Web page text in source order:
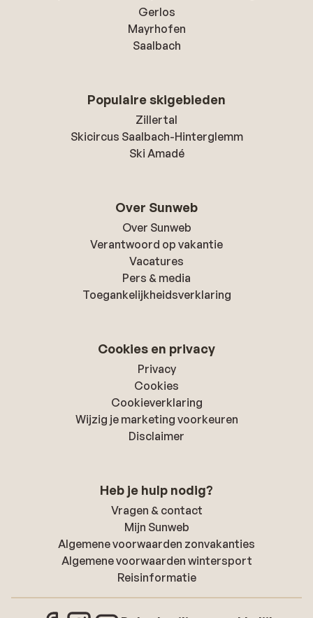
Gerlos
Mayrhofen
Saalbach
Populaire skigebieden
Zillertal
Skicircus Saalbach-Hinterglemm
Ski Amadé
Over Sunweb
Over Sunweb
Verantwoord op vakantie
Vacatures
Pers & media
Toegankelijkheidsverklaring
Cookies en privacy
Privacy
Cookies
Cookieverklaring
Wijzig je marketing voorkeuren
Disclaimer
Heb je hulp nodig?
Vragen & contact
Mijn Sunweb
Algemene voorwaarden zonvakanties
Algemene voorwaarden wintersport
Reisinformatie